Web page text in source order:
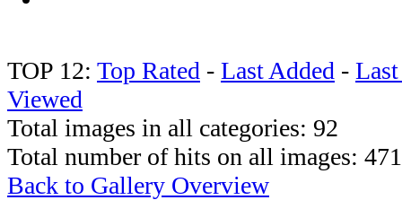
TOP 12: Top Rated - Last Added -
Viewed
Total images in all categories: 92
Total number of hits on all images:
Back to Gallery Overview